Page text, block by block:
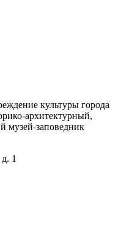
культуры города
архитектурный,
музей-заповедник
1